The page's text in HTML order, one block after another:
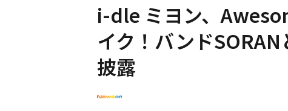
i-dle ミヨン、
イク！バンド
披露